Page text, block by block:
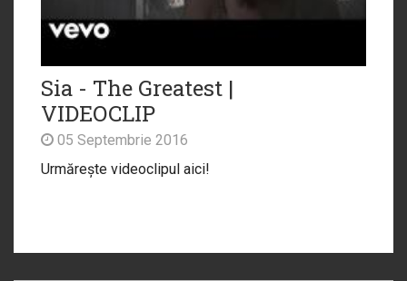
Sia - The Greatest |
VIDEOCLIP
05 Septembrie 2016
Urmărește videoclipul aici!